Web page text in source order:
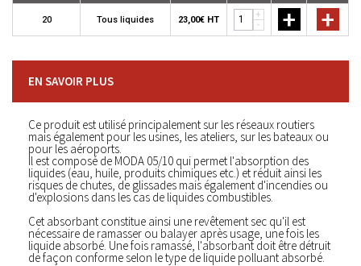
20 Tous liquides 23,00€ HT
+
-
+ +
EN SAVOIR PLUS
Ce produit est utilisé principalement sur les réseaux routiers
mais également pour les usines, les ateliers, sur les bateaux ou
pour les aéroports.
Il est composé de MODA 05/10 qui permet l'absorption des
liquides (eau, huile, produits chimiques etc.) et réduit ainsi les
risques de chutes, de glissades mais également d'incendies ou
d'explosions dans les cas de liquides combustibles.
Cet absorbant constitue ainsi une revêtement sec qu'il est
nécessaire de ramasser ou balayer après usage, une fois les
liquide absorbé. Une fois ramassé, l'absorbant doit être détruit
de façon conforme selon le type de liquide polluant absorbé.